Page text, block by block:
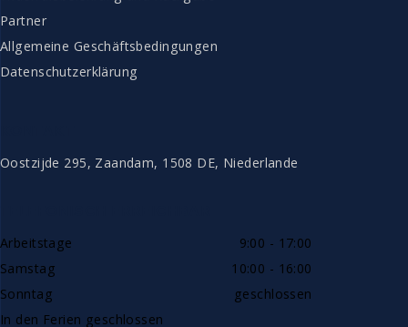
Partner
Allgemeine Geschäftsbedingungen
Datenschutzerklärung
Oostzijde 295, Zaandam, 1508 DE, Niederlande
Arbeitstage
9:00 - 17:00
Samstag
10:00 - 16:00
Sonntag
geschlossen
In den Ferien geschlossen